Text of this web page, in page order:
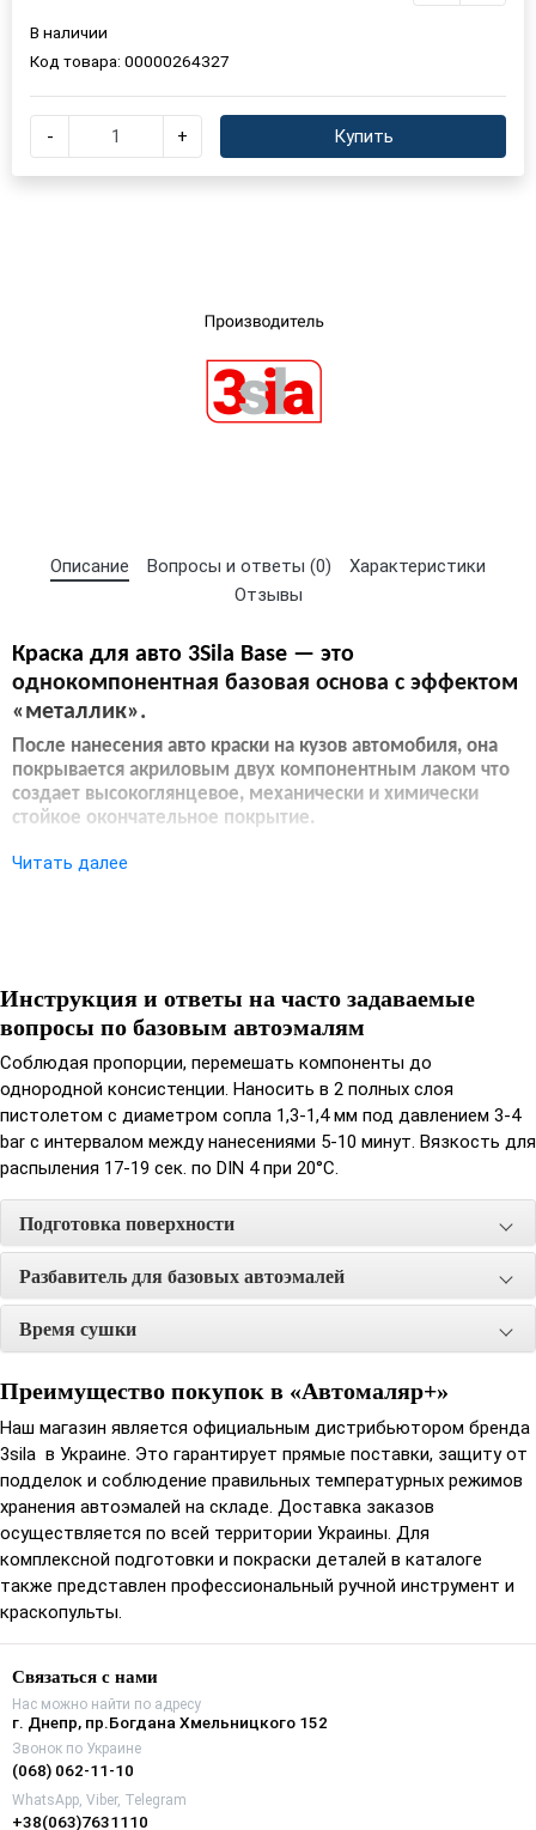
Описание Вопросы и ответы (0)
Характеристики
Отзывы
Краска для авто 3Sila Base — это
однокомпонентная базовая основа с эффектом
«металлик».
После нанесения авто краски на кузов автомобиля, она
покрывается акриловым двух компонентным лаком что
создает высокоглянцевое, механически и химически
стойкое окончательное покрытие.
Подготовка поверхности:
необходимо нанести грунт. Поверхность грунта отшлифовать
абразивной бумагой Р320-400 «на сухую» или Р600-1000 «на
мокрую». Тщательно отшлифованную поверхность грунта
очистить, обезжирить и просушить.
Разбавитель:
Добавить в краску до 100% разбавителя
Время сушки:
При 20°С: от пыли 5-10 минут, на отлип 15-20 минут
Инструкция по применению:
однородной консистенции. Наносить в 2 полных слоя
пистолетом с диаметром сопла 1,3-1,4 мм под давлением 3-4
bar с интервалом между нанесениями 5-10 минут. Вязкость
для распыления 17-19 сек. по DIN 4 при 20°С.
Читать далее
В наличии
Код товара: 00000264327
- + Купить
Инструкция и ответы на часто задаваемые
вопросы по базовым автоэмалям
Соблюдая пропорции, перемешать компоненты до
однородной консистенции. Наносить в 2 полных слоя
пистолетом с диаметром сопла 1,3-1,4 мм под давлением 3-4
bar с интервалом между нанесениями 5-10 минут. Вязкость для
распыления 17-19 сек. по DIN 4 при 20°С.
Подготовка поверхности
Разбавитель для базовых автоэмалей
Время сушки
Преимущество покупок в «Автомаляр+»
Наш магазин является официальным дистрибьютором бренда
3sila в Украине. Это гарантирует прямые поставки, защиту от
подделок и соблюдение правильных температурных режимов
хранения автоэмалей на складе. Доставка заказов
осуществляется по всей территории Украины. Для
комплексной подготовки и покраски деталей в каталоге
также представлен профессиональный ручной инструмент и
краскопульты.
Связаться с нами
Нас можно найти по адресу
г. Днепр, пр.Богдана Хмельницкого 152
Звонок по Украине
(068) 062-11-10
WhatsApp, Viber, Telegram
+38(063)7631110